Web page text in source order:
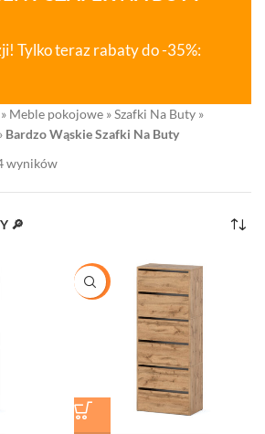
Tylko teraz rabaty do -35%:
» Meble pokojowe »Szafki Na Buty »
Bardzo Wąskie Szafki Na Buty
wyników
🔎
-29%